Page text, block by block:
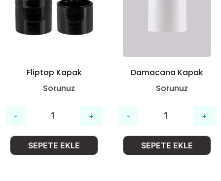
Fliptop Kapak
Sorunuz
SEPETE EKLE
Damacana Kapak
Sorunuz
SEPETE EKLE